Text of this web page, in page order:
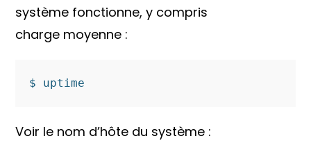
système fonctionne, y compris
charge moyenne :
$ uptime
Voir le nom d’hôte du système :